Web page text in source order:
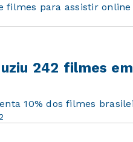
filmes para assistir
242 filmes
10% dos filmes